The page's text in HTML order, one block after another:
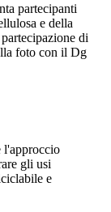
partecipanti
e della
di
foto con il Dg
l'approccio
gli usi
e